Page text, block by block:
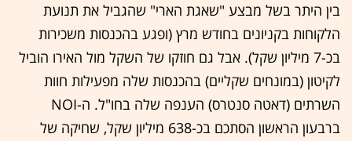
בין היתר בשל מבצע "שאגת הארי" שהגביל את תנועת
הלקוחות בקניונים בחודש מרץ (ופגע בהכנסות משכירות
בכ-7 מיליון שקל). אבל גם חוזקו של השקל מול האירו הוביל
לקיטון (במונחים שקליים) בהכנסות שלה מפעילות חוות
השרתים (דאטה סנטרס) הענפה שלה בחו"ל. ה-NOI
ברבעון הראשון הסתכם בכ-638 מיליון שקל, שחיקה של